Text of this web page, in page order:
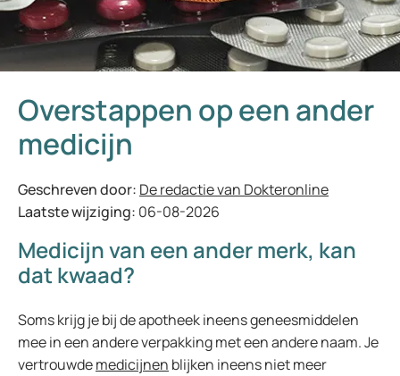
Overstappen op een ander
medicijn
Geschreven door: De redactie van Dokteronline
Laatste wijziging: 06-08-2026
Medicijn van een ander merk, kan
dat kwaad?
Soms krijg je bij de apotheek ineens geneesmiddelen
mee in een andere verpakking met een andere naam. Je
vertrouwdemedicijnen blijken ineens niet meer